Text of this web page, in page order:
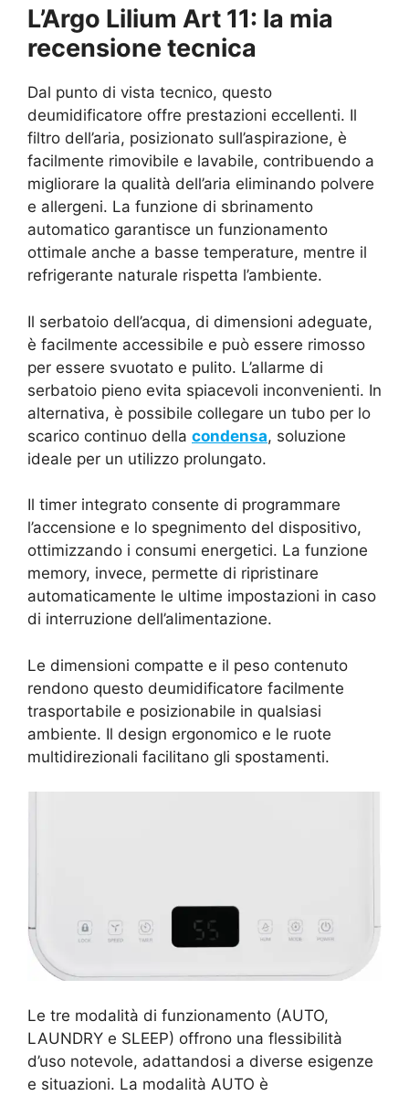
L’Argo Lilium Art 11: la mia
recensione tecnica
Dal punto di vista tecnico, questo
deumidificatore offre prestazioni eccellenti. Il
filtro dell’aria, posizionato sull’aspirazione, è
facilmente rimovibile e lavabile, contribuendo a
migliorare la qualità dell’aria eliminando polvere
e allergeni. La funzione di sbrinamento
automatico garantisce un funzionamento
ottimale anche a basse temperature, mentre il
refrigerante naturale rispetta l’ambiente.
Il serbatoio dell’acqua, di dimensioni adeguate,
è facilmente accessibile e può essere rimosso
per essere svuotato e pulito. L’allarme di
serbatoio pieno evita spiacevoli inconvenienti. In
alternativa, è possibile collegare un tubo per lo
scarico continuo della condensa, soluzione
ideale per un utilizzo prolungato.
Il timer integrato consente di programmare
l’accensione e lo spegnimento del dispositivo,
ottimizzando i consumi energetici. La funzione
memory, invece, permette di ripristinare
automaticamente le ultime impostazioni in caso
di interruzione dell’alimentazione.
Le dimensioni compatte e il peso contenuto
rendono questo deumidificatore facilmente
trasportabile e posizionabile in qualsiasi
ambiente. Il design ergonomico e le ruote
multidirezionali facilitano gli spostamenti.
Le tre modalità di funzionamento (AUTO,
LAUNDRY e SLEEP) offrono una flessibilità
d’uso notevole, adattandosi a diverse esigenze
e situazioni. La modalità AUTO è